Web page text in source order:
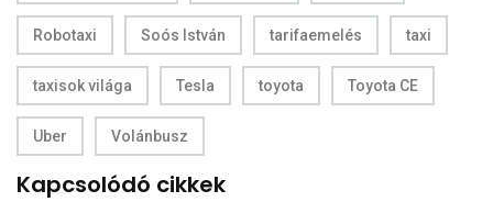
Robotaxi Soós István tarifaemelés taxi
taxisok világa Tesla toyota Toyota CE
Uber Volánbusz
Kapcsolódó cikkek